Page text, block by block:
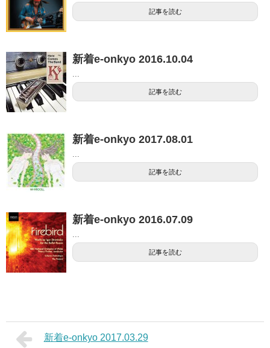
記事を読む
新着e-onkyo 2016.10.04
記事を読む
新着e-onkyo 2017.08.01
記事を読む
新着e-onkyo 2016.07.09
記事を読む
新着e-onkyo 2017.03.29